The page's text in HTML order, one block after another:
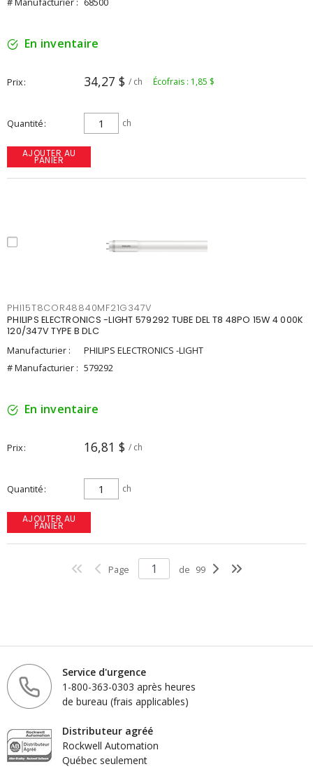
En inventaire
Prix 34,27 $ / ch Écofrais : 1,85 $
Quantité ch
AJOUTER AU
PANIER
PHI15T8COR48840MF21G347V
PHILIPS ELECTRONICS -LIGHT 579292 TUBE DEL T8 48PO 15W 4 000K
120/347V TYPE B DLC
Manufacturier :
PHILIPS ELECTRONICS -LIGHT
# Manufacturier : 579292
En inventaire
Prix 16,81 $ / ch
Quantité ch
AJOUTER AU
PANIER
Page de 99
Service d'urgence
1-800-363-0303 après heures
de bureau (frais applicables)
Distributeur agréé
Rockwell Automation
Québec seulement